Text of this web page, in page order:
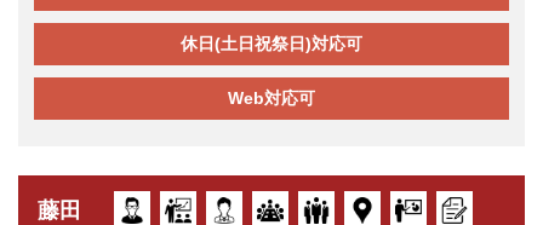
休日(土日祝祭日)対応可
Web対応可
藤田